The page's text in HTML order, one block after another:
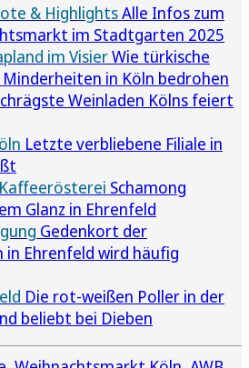
& HighlightsAlle Infos zum
im Stadtgarten 2025
im VisierWie türkische
in Köln bedrohen
Weinladen Kölns feiert
Letzte verbliebene Filiale in
Schamong
Glanz in Ehrenfeld
Gedenkort der
in Ehrenfeld wird häufig
Die rot-weißen Poller in der
beliebt bei Dieben